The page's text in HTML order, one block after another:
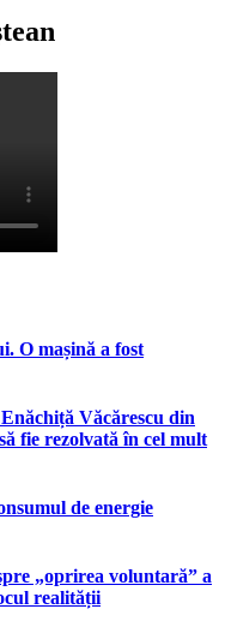
O mașină a fost
Văcărescu din
fie rezolvată în cel mult
de energie
„oprirea voluntară” a
realității